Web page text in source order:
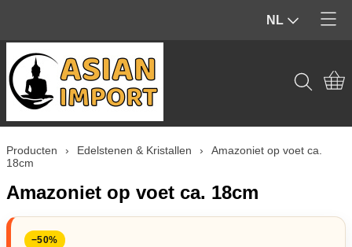
NL
Producten
Beelden & Sculpturen (Binnen)
Edelstenen & Kristallen
Wierook & geur
Mijn account
Producten › Edelstenen & Kristallen ›
Amazoniet op voet ca.
18cm
Amazoniet op voet ca. 18cm
−50%